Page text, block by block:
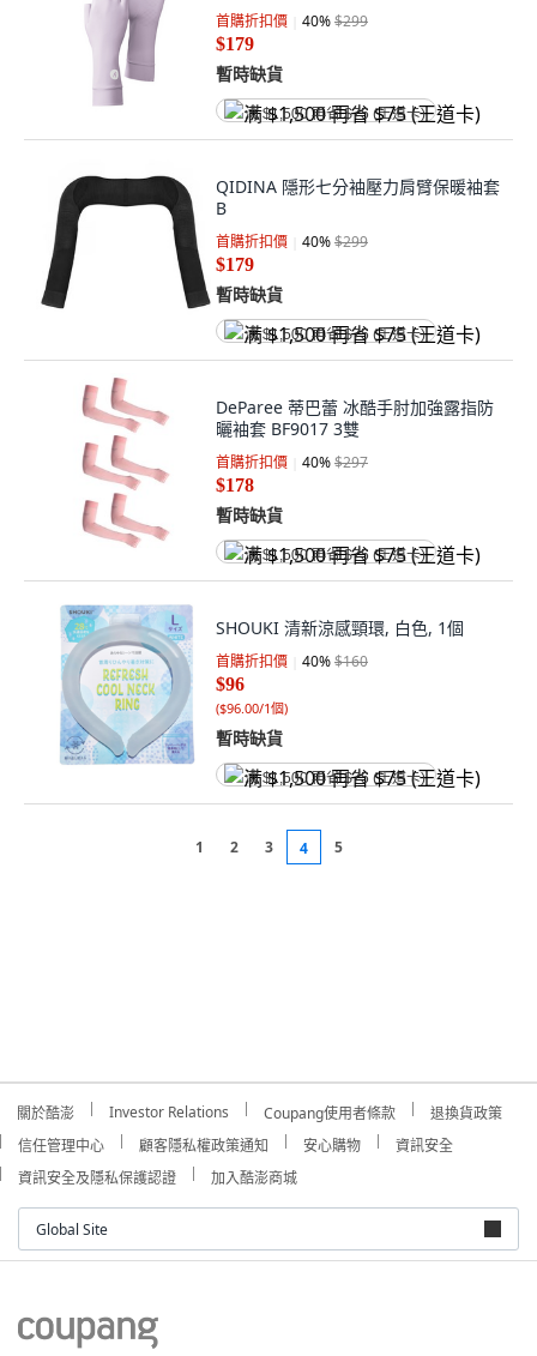
首購折扣價 40%$299
$179
暫時缺貨
满 $1,500 再省 $75 (王道卡)
QIDINA 隱形七分袖壓力肩臂保暖袖套
B
首購折扣價 40%$299
$179
暫時缺貨
满 $1,500 再省 $75 (王道卡)
DeParee 蒂巴蕾 冰酷手肘加強露指防
曬袖套 BF9017 3雙
首購折扣價 40%$297
$178
暫時缺貨
满 $1,500 再省 $75 (王道卡)
SHOUKI 清新涼感頸環, 白色, 1個
首購折扣價 40%$160
$96
($96.00/1個)
暫時缺貨
满 $1,500 再省 $75 (王道卡)
1 2 3 4 5
關於酷澎 Investor Relations Coupang使用者條款
退換貨政策
信任管理中心
顧客隱私權政策通知 安心購物
資訊安全
資訊安全及隱私保護認證
加入酷澎商城
Global Site